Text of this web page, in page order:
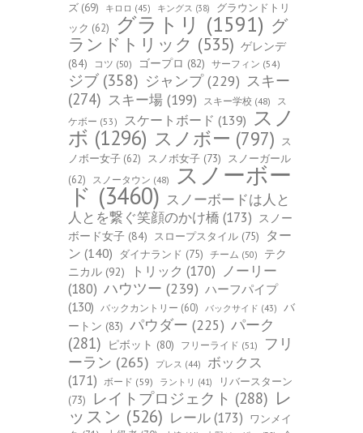
ズ (69) キロロ (45) キングス (38)
グラウンドトリ
ック (62) グラトリ (1591) グ
ランドトリック (535) ゲレンデ
(84)
コツ (50) ゴープロ (82) サーフィン (54)
ジブ (358) ジャンプ(229) スキー
(274) スキー場 (199) スキー学校 (48)
ス
ケボー (53) スケートボード (139) スノ
ボ (1296) スノボー (797)
ス
ノボー女子 (62) スノボ女子 (73)
スノーガール
(62)
スノータウン (48) スノーボー
ド (3460) スノーボードは人と
人とを繋ぐ笑顔のかけ橋 (173) スノー
ボード女子 (84) スロープスタイル (75)
ター
ン (140) ダイナランド (75) チーム (50)
テク
ニカル (92) トリック (170) ノーリー
(180) ハウツー (239) ハーフパイプ
(130)
バックカントリー (60) バックサイド (43)
バ
ートン (83) パウダー (225) パーク
(281)
ピボット (80) フリーライド (51)
フリ
ーラン (265) プレス (44)
ボックス
(171)
ボード (59) ラントリ (41)
リバースターン
(73)
レイトプロジェクト (288) レ
ッスン (526) レール(173) ワンメイ